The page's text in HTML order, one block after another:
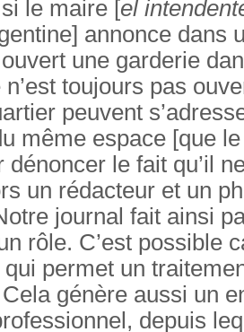
le maire [el
annonce dans
ouvert une garderie
n’est toujours pas
peuvent
même espace [que
dénoncer le fait qu’il
un rédacteur et un
journal fait ainsi
rôle. C’est possible
permet un
génère aussi un
depuis